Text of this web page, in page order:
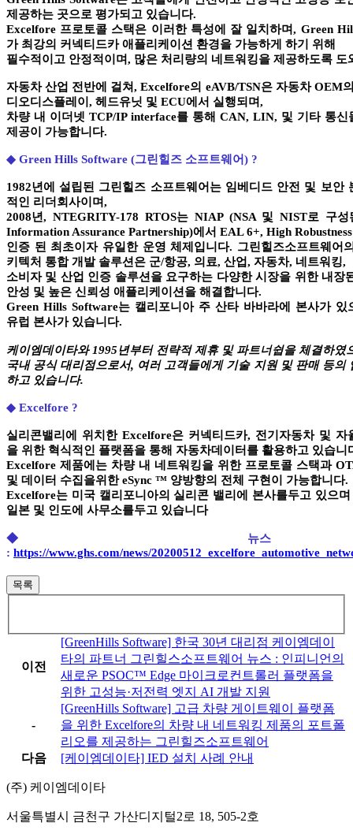
제공하는 곳으로 평가되고 있습니다.
Excelfore 프로토콜 스택은 이러한 특성에 잘 일치하며, Green
가 최강의 커넥티드카 애플리케이션 환경을 가능하게 하기 위해
필수적이고 안정적이며, 많은 처리량의 네트워킹을 제공하도록 도
자동차 산업 전반에 걸쳐, Excelfore의 eAVB/TSN은 자동차OEM
디오디스플레이 , 헤드유닛 및 ECU에서 실행되며,
차량 내 이더넷 TCP/IP interface를 통해 CAN, LIN, 및 기타 통신
제공이 가능합니다.
◆ Green Hills Software (그린힐즈 소프트웨어) ?
1982년에 설립된 그린힐즈 소프트웨어는 임베디드 안전 및 보안
적인 리더회사이며,
2008년, NTEGRITY-178 RTOS는NIAP (NSA 및 NIST로 구성
Information Assurance Partnership)에서 EAL 6+, High Robustness
인증 된 최초이자 유일한 운영 체제입니다. 그린힐즈소프트웨어
키텍처 통합 개발 솔루션은 군/항공, 의료, 산업, 자동차, 네트워킹,
소비자 및 산업 인증 솔루션을 요구하는 다양한 시장을 위한 내장
안성 및 높은 신뢰성 애플리케이션을 해결합니다.
Green Hills Software는 캘리포니아 주 산타 바바라에 본사가 있
유럽 본사가 있습니다.
케이엠데이타와1995년부터 전략적 제휴 및 파트너쉽을 체결하였
국내 공식 대리점으로서, 여러 고객들에게 기술 지원 및 판매 등의
하고 있습니다.
◆ Excelfore ?
실리콘밸리에 위치한Excelfore은 커넥티드카, 전기자동차 및 자
을 위한 혁식적인 플랫폼을 통해 자동차데이터를 활용하고 있습니
Excelfore 제품에는 차량 내 네트워킹을 위한 프로토콜 스택과
및 데이터 수집을위한eSync ™ 양방향의 전체 구현이 가능합니다.
Excelfore는 미국 캘리포니아의 실리콘 밸리에 본사를두고 있으며
일본 및 인도에 사무소를두고 있습니다
◆ 뉴스 출
: https://www.ghs.com/news/
목록
이전
[GreenHills Software] 한국 30년 대리점 케이엠데이
타의 파트너 그린힐스소프트웨어 뉴스 : 인피니언의
새로운 PSOC™ Edge 마이크로컨트롤러 플랫폼을
위한 고성능·저전력 엣지 AI 개발 지원
-
[GreenHills Software] 고급 차량 게이트웨이 플랫폼
을 위한 Excelfore의 차량 내 네트워킹 제품의 포트폴
리오를 제공하는 그린힐즈소프트웨어
다음
[케이엠데이타] IED 설치 사례 안내
(주) 케이엠데이타
서울특별시 금천구 가산디지털2로 18, 505-2호